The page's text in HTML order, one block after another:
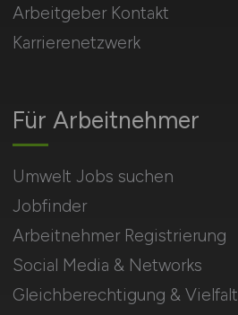
Für Arbeitnehmer
Umwelt Jobs suchen
Jobfinder
Arbeitnehmer Registrierung
Social Media & Networks
Gleichberechtigung & Vielfalt
Arbeitgeber Kontakt
Karrierenetzwerk